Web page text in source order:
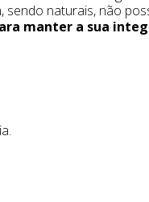
naturais, não
manter a sua